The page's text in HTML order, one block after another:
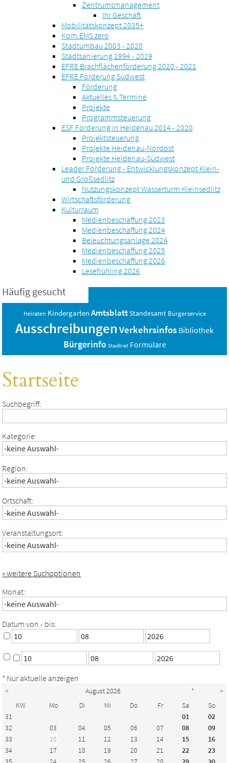
Zentrumsmanagement
Ihr Geschäft
Mobilitätskonzept 2035+
Kom.EMS zero
Stadtumbau 2003 - 2020
Stadtsanierung 1994 - 2019
EFRE Brachflächenförderung 2020 - 2021
EFRE Förderung Südwest
Förderung
Aktuelles & Termine
Projekte
Programmsteuerung
ESF Förderung in Heidenau 2014 - 2020
Projektsteuerung
Projekte Heidenau-Nordost
Projekte Heidenau-Südwest
Leader Förderung - Entwicklungskonzept Klein-
und Großsedlitz
Nutzungskonzept Wasserturm Kleinsedlitz
Wirtschaftsförderung
Kulturraum
Medienbeschaffung 2023
Medienbeschaffung 2024
Beleuchtungsanlage 2024
Medienbeschaffung 2025
Medienbeschaffung 2026
Lesefrühling 2026
Häufig gesucht
Heiraten Kindergarten AmtsblattStandesamt Bürgerservice
AusschreibungenVerkehrsinfos Bibliothek
Bürgerinfo Stadtrat Formulare
Startseite
Suchbegriff:
Kategorie:
Region:
Ortschaft:
Veranstaltungsort:
» weitere Suchoptionen
Monat:
Datum von - bis:
* Nur aktuelle anzeigen
< August 2026 *
>
KW
Mo Di Mi Do Fr Sa
So
31
01
02
32
03 04 05 06 07 08
09
33
10 11 12 13 14 15
16
34
17 18 19 20 21 22
23